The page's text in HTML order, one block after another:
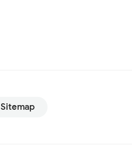
Sitemap